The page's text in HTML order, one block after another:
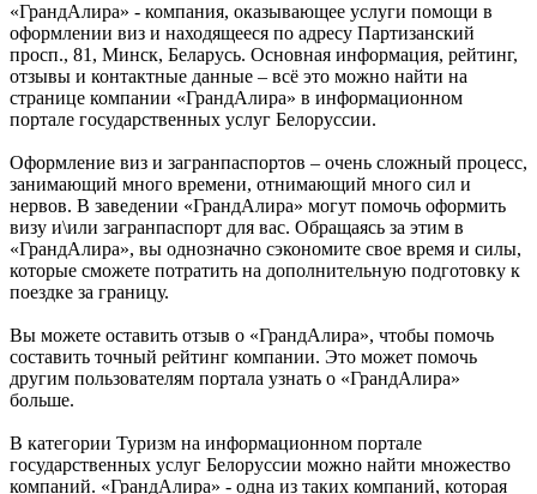
«ГрандАлира» - компания, оказывающее услуги помощи в
оформлении виз и находящееся по адресу Партизанский
просп., 81, Минск, Беларусь. Основная информация, рейтинг,
отзывы и контактные данные – всё это можно найти на
странице компании «ГрандАлира» в информационном
портале государственных услуг Белоруссии.
Оформление виз и загранпаспортов – очень сложный процесс,
занимающий много времени, отнимающий много сил и
нервов. В заведении «ГрандАлира» могут помочь оформить
визу и\или загранпаспорт для вас. Обращаясь за этим в
«ГрандАлира», вы однозначно сэкономите свое время и силы,
которые сможете потратить на дополнительную подготовку к
поездке за границу.
Вы можете оставить отзыв о «ГрандАлира», чтобы помочь
составить точный рейтинг компании. Это может помочь
другим пользователям портала узнать о «ГрандАлира»
больше.
В категории Туризм на информационном портале
государственных услуг Белоруссии можно найти множество
компаний. «ГрандАлира» - одна из таких компаний, которая